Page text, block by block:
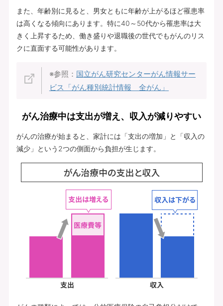
また、年齢別に見ると、男女ともに年齢が上がるほど罹患率
は高くなる傾向にあります。特に40～50代から罹患率は大
きく上昇するため、働き盛りや退職後の世代でもがんのリス
クに直面する可能性があります。
※参照： 国立がん研究センターがん情報サー
ビス「がん種別統計情報 全がん」
がん治療中は支出が増え、収入が減りやすい
がんの治療が始まると、家計には「支出の増加」と「収入の
減少」という2つの側面から負担が生じます。